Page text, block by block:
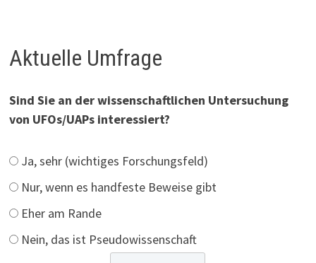
Aktuelle Umfrage
Sind Sie an der wissenschaftlichen Untersuchung
von UFOs/UAPs interessiert?
Ja, sehr (wichtiges Forschungsfeld)
Nur, wenn es handfeste Beweise gibt
Eher am Rande
Nein, das ist Pseudowissenschaft